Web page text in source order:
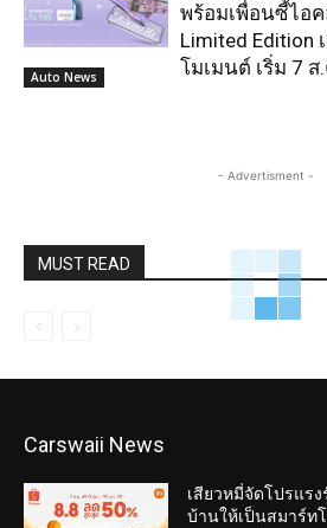
Auto News
พร้อมเพื่อนซี้ไอ
Limited Edition
โมเมนต์ เริ่ม 7 ส
- Advertisment -
MUST READ
Carswaii News
เสียวหมี่จัดโปรแร
บ้านให้เป็นสมาร์ท